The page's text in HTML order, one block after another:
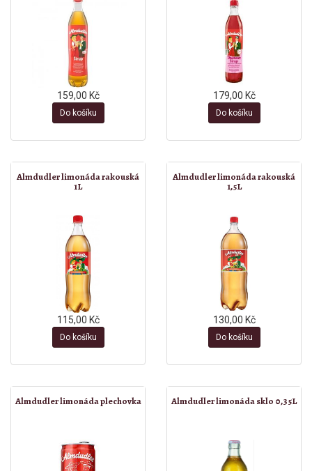
159,00 Kč
Do košíku
179,00 Kč
Do košíku
Almdudler limonáda rakouská
1L
115,00 Kč
Do košíku
Almdudler limonáda rakouská
1,5L
130,00 Kč
Do košíku
Almdudler limonáda plechovka Almdudler limonáda sklo 0,35L